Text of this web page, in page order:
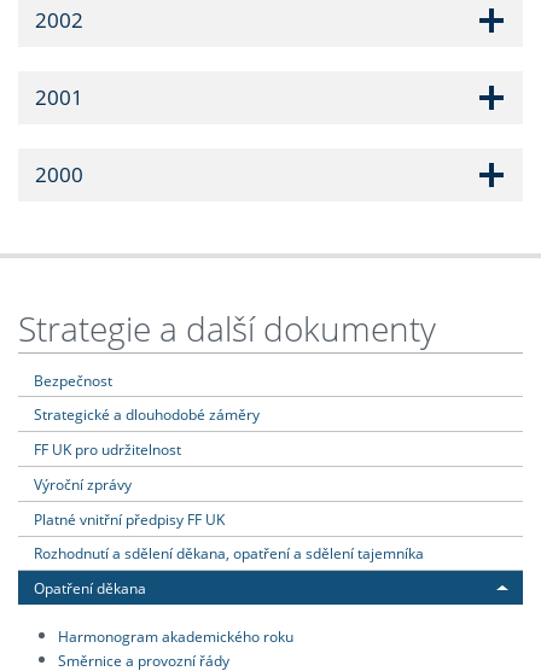
2002
2001
2000
Strategie a další dokumenty
Bezpečnost
Strategické a dlouhodobé záměry
FF UK pro udržitelnost
Výroční zprávy
Platné vnitřní předpisy FF UK
Rozhodnutí a sdělení děkana, opatření a sdělení tajemníka
Opatření děkana
Harmonogram akademického roku
Směrnice a provozní řády